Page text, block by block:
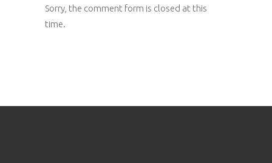
Sorry, the comment form is closed at this
time.